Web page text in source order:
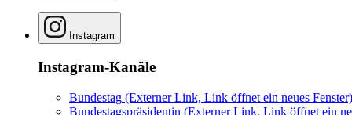
Instagram
Instagram-Kanäle
Bundestag (Externer Link, Link öffnet ein neues Fenster)
Bundestagspräsidentin (Externer Link, Link öffnet ein